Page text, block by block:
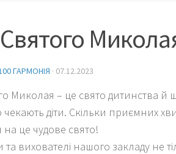
ГАРМОНІЯ · 07.12.2023
Миколая – це свято дитинства й
чекають діти. Скільки приємних
це чудове свято!
та вихователі нашого закладу не